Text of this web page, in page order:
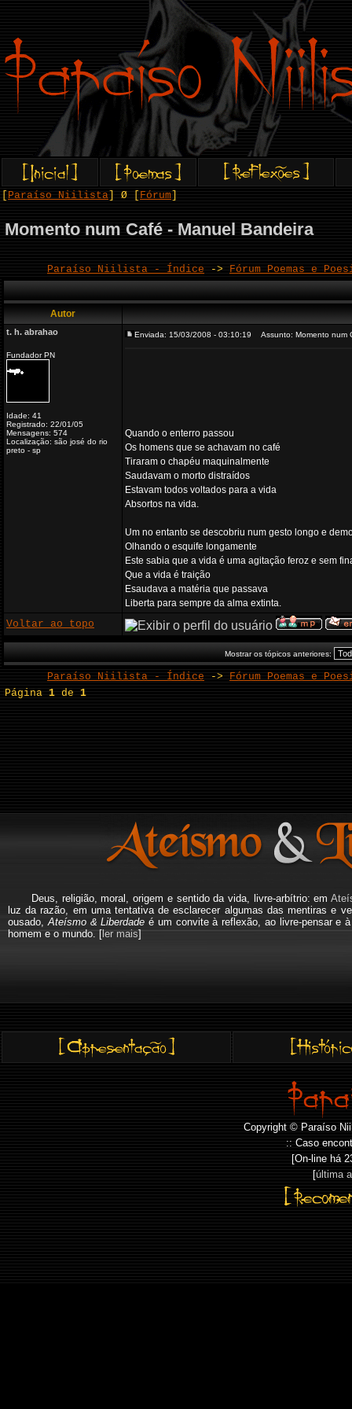
Paraíso Niilista ] Ø [ Fórum
Momento num Café - Manuel Bandeira
Paraíso Niilista - Índice -> Fórum Poemas e
Autor
t. h. abrahao
Fundador PN
Idade: 41
Registrado: 22/01/05
Mensagens: 574
Localização: são josé do rio
preto - sp
Enviada: 15/03/2008 - 03:10:19 Assunto: Momento num
Quando o enterro passou
Os homens que se achavam no café
Tiraram o chapéu maquinalmente
Saudavam o morto distraídos
Estavam todos voltados para a vida
Absortos na vida.
Um no entanto se descobriu num gesto longo e
Olhando o esquife longamente
Este sabia que a vida é uma agitação feroz e sem
Que a vida é traição
Esaudava a matéria que passava
Liberta para sempre da alma extinta.
Voltar ao topo
Mostrar os tópicos anteriores:
Paraíso Niilista - Índice -> Fórum Poemas e
Página1 de1
Deus, religião, moral, origem e sentido da vida, livre-arbítrio: em
luz da razão, em uma tentativa de esclarecer algumas das mentiras e
ousado, Ateísmo & Liberdade é um convite à reflexão, ao livre-pensar e
homem e o mundo. [ler mais]
Copyright © Paraíso
:: Caso
[On-line há
[última